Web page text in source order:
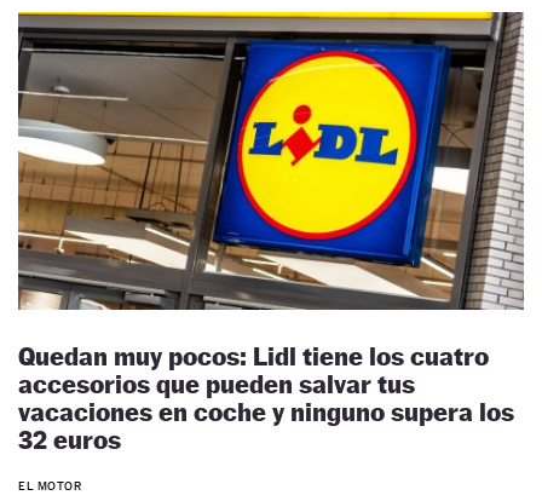
Quedan muy pocos: Lidl tiene los cuatro
accesorios que pueden salvar tus
vacaciones en coche y ninguno supera los
32 euros
EL MOTOR